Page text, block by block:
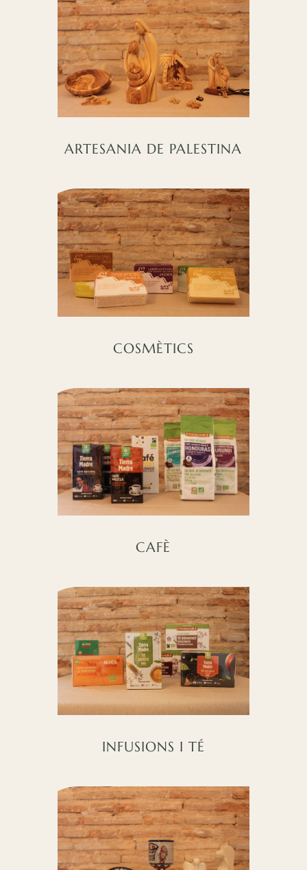
ARTESANIA DE PALESTINA
COSMÈTICS
CAFÈ
INFUSIONS I TÉ